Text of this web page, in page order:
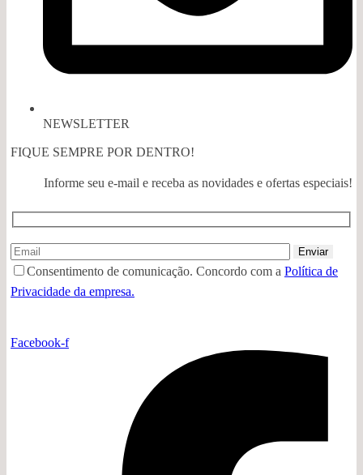
169,00 R$101,40
NEWSLETTER
FIQUE SEMPRE POR DENTRO!
Informe seu e-mail e receba as novidades e ofertas especiais!
Consentimento de comunicação. Concordo com a Política de
Privacidade da empresa.
Facebook-f